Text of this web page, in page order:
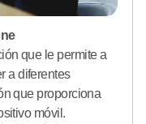
que le permite a
a diferentes
que proporciona
móvil.